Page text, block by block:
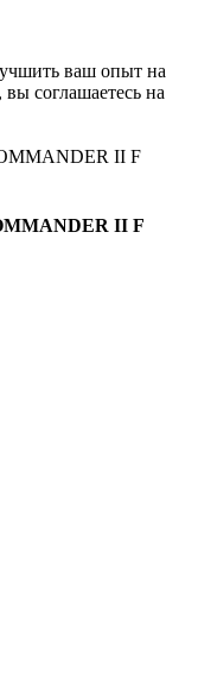
ваш опыт на
соглашаетесь на
II F